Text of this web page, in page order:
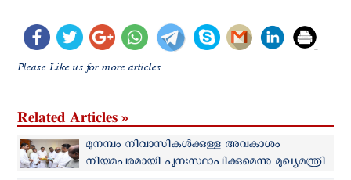
Please Like us for more articles
Related Articles »
മുനമ്പം നിവാസികൾക്കുള്ള അവകാശം
നിയമപരമായി പുനഃസ്ഥാപിക്കുമെന്നു മുഖ്യമന്ത്രി